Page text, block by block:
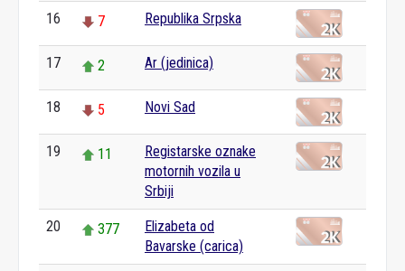
16 7 Republika Srpska
17 2 Ar (jedinica)
18 5 Novi Sad
19 11
Registarske oznake
motornih vozila u
Srbiji
20 377
Elizabeta od
Bavarske (carica)